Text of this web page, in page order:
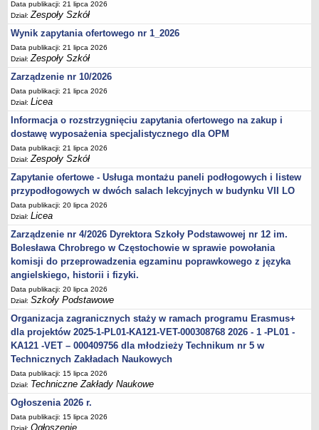
Data publikacji: 21 lipca 2026
Dział:Zespoły Szkół
Wynik zapytania ofertowego nr 1_2026
Data publikacji: 21 lipca 2026
Dział:Zespoły Szkół
Zarządzenie nr 10/2026
Data publikacji: 21 lipca 2026
Dział:Licea
Informacja o rozstrzygnięciu zapytania ofertowego na zakup i
dostawę wyposażenia specjalistycznego dla OPM
Data publikacji: 21 lipca 2026
Dział:Zespoły Szkół
Zapytanie ofertowe - Usługa montażu paneli podłogowych i listew
przypodłogowych w dwóch salach lekcyjnych w budynku VII LO
Data publikacji: 20 lipca 2026
Dział:Licea
Zarządzenie nr 4/2026 Dyrektora Szkoły Podstawowej nr 12 im.
Bolesława Chrobrego w Częstochowie w sprawie powołania
komisji do przeprowadzenia egzaminu poprawkowego z języka
angielskiego, historii i fizyki.
Data publikacji: 20 lipca 2026
Dział:Szkoły Podstawowe
Organizacja zagranicznych staży w ramach programu Erasmus+
dla projektów 2025-1-PL01-KA121-VET-000308768 2026 - 1 -PL01 -
KA121 -VET – 000409756 dla młodzieży Technikum nr 5 w
Technicznych Zakładach Naukowych
Data publikacji: 15 lipca 2026
Dział: Techniczne Zakłady Naukowe
Ogłoszenia 2026 r.
Data publikacji: 15 lipca 2026
Dział:Ogłoszenie